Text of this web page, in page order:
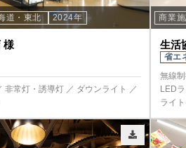
道・東北 2024年
様
非常灯・誘導灯 ／ ダウンライト ／
商業
生活
省エ
無線
LED
ライ